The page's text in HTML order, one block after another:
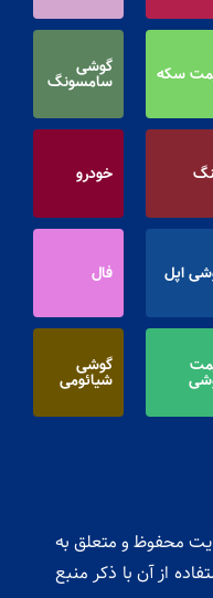
سکه گوشی
سامسونگ
خودرو
اپل فال
گوشی
شیائومی
محفوظ و متعلق به
از آن با ذکر منبع